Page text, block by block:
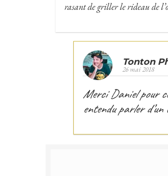
rasant de griller le rideau de
Tonton
26 mai 2018
Merci Daniel pour
entendu parler